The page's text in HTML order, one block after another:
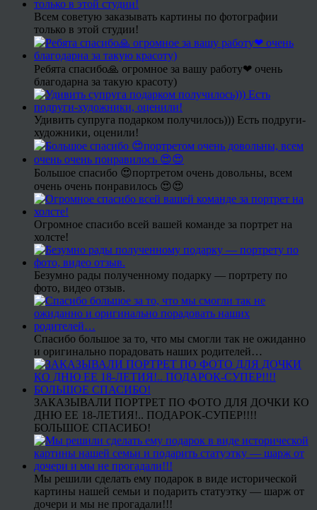
Всем советую заказывать картины по фотографии
только в этой студии!
Ребята спасибо🙏 огромное за вашу работу❤ очень
благодарна за такую красоту)
Удивить супруга подарком получилось))) Есть подруги-
художники, оценили!
Большое спасибо 😍портретом очень довольны, всем
очень очень понравилось 😍😍
Огромное спасибо всей вашей команде за портрет на
холсте!
Безумно рады полученному подарку — портрету по
фото, видео отзыв.
Спасибо большое за то, что мы смогли так не ожиданно
и оригинально порадовать наших родителей…
ЗАКАЗЫВАЛИ ПОРТРЕТ ПО ФОТО ДЛЯ ДОЧКИ КО
ДНЮ ЕЕ 18-ЛЕТИЯ!.. ПОДАРОК-СУПЕР!!!!
БОЛЬШОЕ СПАСИБО!
Мы решили сделать ему подарок в виде исторической
картины нашей семьи и подарить статуэтку — шарж от
дочери и мы не прогадали!!!